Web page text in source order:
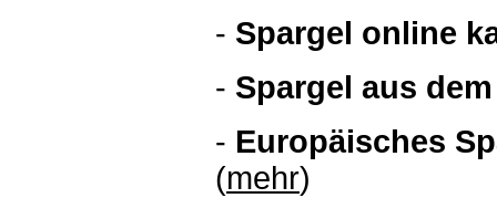
- Spargel online
- Spargel aus
- Europäisches
(mehr)